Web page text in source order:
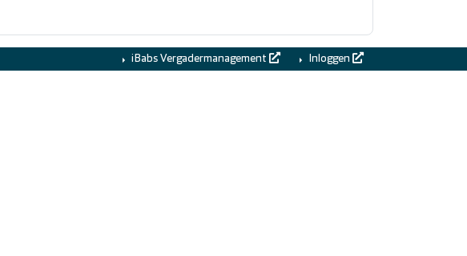
iBabs Vergadermanagement Inloggen